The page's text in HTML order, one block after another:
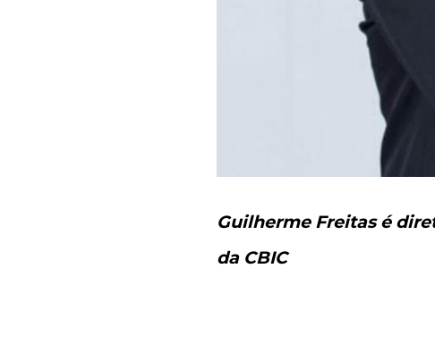
Guilherme Freitas é
da CBIC